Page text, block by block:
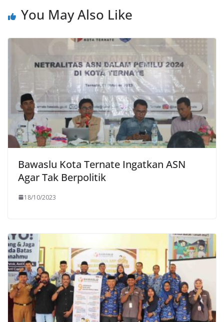
You May Also Like
Bawaslu Kota Ternate Ingatkan ASN
Agar Tak Berpolitik
18/10/2023